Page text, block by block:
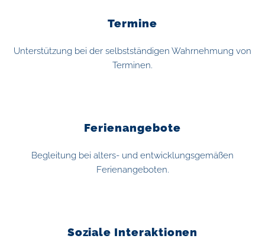
Termine
Unterstützung bei der selbstständigen Wahrnehmung von
Terminen.
Ferienangebote
Begleitung bei alters- und entwicklungsgemäßen
Ferienangeboten.
Soziale Interaktionen